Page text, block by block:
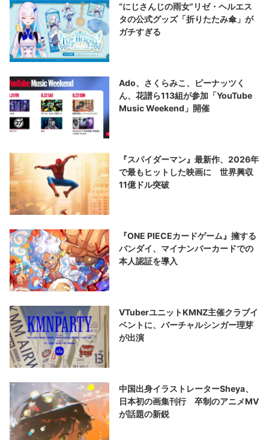
“にじさんじの雨女”リゼ・ヘルエス
タの公式グッズ「折りたたみ傘」が
ガチすぎる
Ado、さくらみこ、ピーナッツく
ん、花譜ら113組が参加「YouTube
Music Weekend」開催
『スパイダーマン』最新作、2026年
で最もヒットした映画に 世界興収
11億ドル突破
『ONE PIECEカードゲーム』擁する
バンダイ、マイナンバーカードでの
本人認証を導入
VTuberユニットKMNZ主催クラブイ
ベントに、バーチャルシンガー理芽
が出演
中国出身イラストレーターSheya、
日本初の画集刊行 卒制のアニメMV
が話題の新鋭